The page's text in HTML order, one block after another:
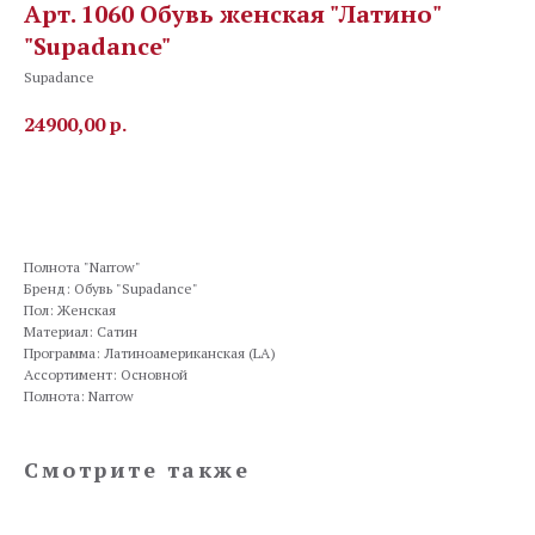
Арт. 1060 Обувь женская "Латино"
"Supadance"
Supadance
24900,00р.
Полнота "Narrow"
Бренд: Обувь "Supadance"
Пол: Женская
Материал: Сатин
Программа: Латиноамериканская (LA)
Ассортимент: Основной
Полнота: Narrow
Смотрите также